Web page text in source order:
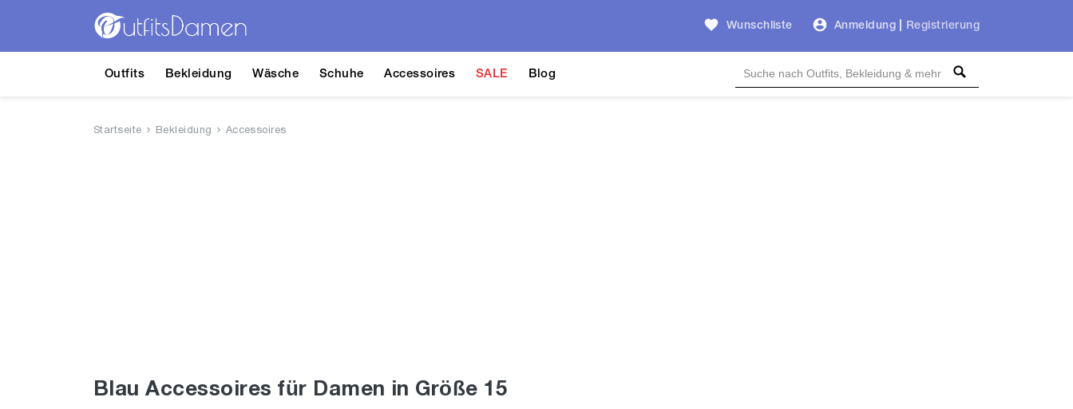
Wunschliste Anmeldung Registrierung
Outfits Bekleidung Wäsche Schuhe Accessoires SALE Blog
Startseite Bekleidung Accessoires
Blau Accessoires für Damen in Größe 15